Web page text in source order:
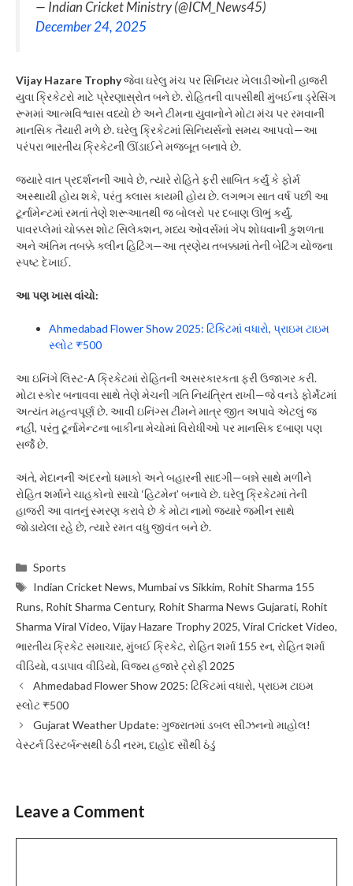
— Indian Cricket Ministry (@ICM_News45)
December 24, 2025
Vijay Hazare Trophyજેવા ઘરેલુ મંચ પર સિનિયર ખેલાડીઓની હાજરી
યુવા ક્રિકેટરો માટે પ્રેરણાસ્રોત બને છે. રોહિતની વાપસીથી મુંબઈના ડ્રેસિંગ
રૂમમાં આત્મવિશ્વાસ વધ્યો છે અને ટીમના યુવાનોને મોટા મંચ પર રમવાની
માનસિક તૈયારી મળે છે. ઘરેલુ ક્રિકેટમાં સિનિયર્સનો સમય આપવો—આ
પરંપરા ભારતીય ક્રિકેટની ઊંડાઈને મજબૂત બનાવે છે.
જ્યારે વાત પ્રદર્શનની આવે છે, ત્યારે રોહિતે ફરી સાબિત કર્યું કે ફોર્મ
અસ્થાયી હોય શકે, પરંતુ ક્લાસ કાયમી હોય છે. લગભગ સાત વર્ષ પછી આ
ટૂર્નામેન્ટમાં રમતાં તેણે શરૂઆતથી જ બોલરો પર દબાણ ઊભું કર્યું.
પાવરપ્લેમાં ચોક્કસ શોટ સિલેક્શન, મધ્ય ઓવર્સમાં ગેપ શોધવાની કુશળતા
અને અંતિમ તબક્કે ક્લીન હિટિંગ—આ ત્રણેય તબક્કામાં તેની બેટિંગ યોજના
સ્પષ્ટ દેખાઈ.
આ પણ ખાસ વાંચો:
Ahmedabad Flower Show 2025: ટિકિટમાં વધારો, પ્રાઇમ ટાઇમ
સ્લોટ ₹500
આ ઇનિંગે લિસ્ટ-A ક્રિકેટમાં રોહિતની અસરકારકતા ફરી ઉજાગર કરી.
મોટા સ્કોર બનાવવા સાથે તેણે મેચની ગતિ નિયંત્રિત રાખી—જે વનડે ફોર્મેટમાં
અત્યંત મહત્વપૂર્ણ છે. આવી ઇનિંગ્સ ટીમને માત્ર જીત અપાવે એટલું જ
નહીં, પરંતુ ટૂર્નામેન્ટના બાકીના મેચોમાં વિરોધીઓ પર માનસિક દબાણ પણ
સર્જે છે.
અંતે, મેદાનની અંદરનો ધમાકો અને બહારની સાદગી—બન્ને સાથે મળીને
રોહિત શર્માને ચાહકોનો સાચો ‘હિટમેન’ બનાવે છે. ઘરેલુ ક્રિકેટમાં તેની
હાજરી આ વાતનું સ્મરણ કરાવે છે કે મોટા નામો જ્યારે જમીન સાથે
જોડાયેલા રહે છે, ત્યારે રમત વધુ જીવંત બને છે.
Categories
Sports
Tags
Indian Cricket News,Mumbai vs Sikkim, Rohit Sharma 155
Runs, Rohit Sharma Century, Rohit Sharma News Gujarati, Rohit
Sharma Viral Video, Vijay Hazare Trophy 2025, Viral Cricket Video,
ભારતીય ક્રિકેટ સમાચાર, મુંબઈ ક્રિકેટ, રોહિત શર્મા 155 રન, રોહિત શર્મા
વીડિયો, વડાપાવ વીડિયો, વિજય હજારે ટ્રોફી 2025
Ahmedabad Flower Show 2025: ટિકિટમાં વધારો, પ્રાઇમ ટાઇમ
સ્લોટ ₹500
Gujarat Weather Update: ગુજરાતમાં ડબલ સીઝનનો માહોલ!
વેસ્ટર્ન ડિસ્ટર્બન્સથી ઠંડી નરમ, દાહોદ સૌથી ઠંડું
Leave a Comment